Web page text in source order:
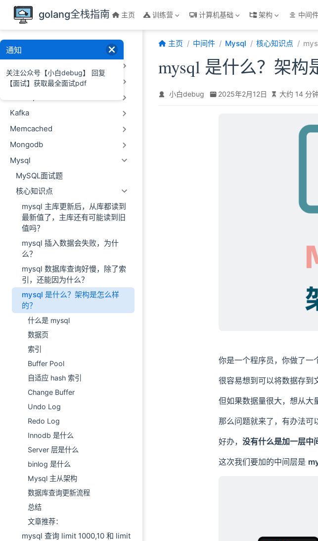
跳至主要內容
golang全栈指南 主页 训练营 计算机基础 架构 中间
中间件
Es
Kafka
Memcached
Mongodb
Mysql
MySQL面试题
核心知识点
mysql 主库更新后，从库都读到
最新值了，主库还有可能读到旧
值吗？
mysql 插入数据会失败，为什
么？
mysql 数据库查询好慢，除了索
引，还能因为什么？
mysql 是什么？架构是怎么样
的？
什么是 mysql
数据页
索引
Buffer Pool
自适应 hash 索引
Change Buffer
Undo Log
Redo Log
Innodb 是什么
Server 层是什么
binlog 是什么
Mysql 主从架构
数据库查询更新流程
总结
文章推荐：
mysql 查询 limit 1000,10 和 limit
主页 中间件 Mysql 核心知识点
mysql 是什么？架构
小白debug 2025年2月12日 大约 14 分钟
你是一个程序员，你做了一
很容易想到可以将数据存到
但如果数据量很大，想从大
那么问题就来了，有办法可
好办， 没有什么是加一层中
这次我们要加的中间层是
通知
关注公众号【小白debug】 回复
【面试】获取最全面试pdf